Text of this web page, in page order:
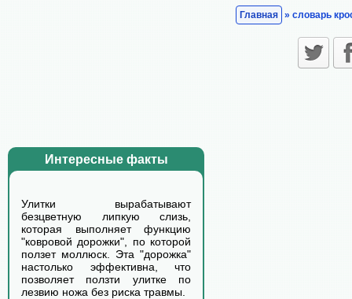
Интересные факты
Улитки вырабатывают
безцветную липкую слизь,
которая выполняет функцию
"ковровой дорожки", по которой
ползет моллюск. Эта "дорожка"
настолько эффективна, что
позволяет ползти улитке по
лезвию ножа без риска травмы.
Главная » словарь